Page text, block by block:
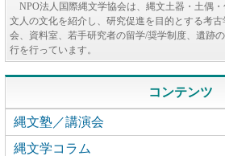
NPO法人国際縄文学協会は、縄文土器・土偶
文人の文化を紹介し、研究促進を目的とする考
会、資料室、若手研究者の留学/奨学制度、遺跡
行を行っています。
コンテンツ
縄文塾／講演会
縄文学コラム